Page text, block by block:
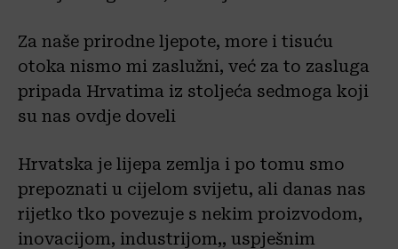
Za naše prirodne ljepote, more i tisuću
otoka nismo mi zaslužni, već za to zasluga
pripada Hrvatima iz stoljeća sedmoga koji
su nas ovdje doveli
Hrvatska je lijepa zemlja i po tomu smo
prepoznati u cijelom svijetu, ali danas nas
rijetko tko povezuje s nekim proizvodom,
inovacijom, industrijom,, uspješnim